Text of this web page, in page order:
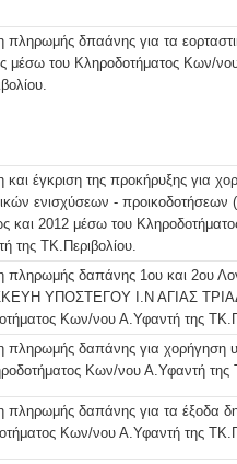
πληρωμής δπαάνης για τα
μέσω του Κληροδοτήματος Κων/
και έγκριση της προκήρυξης για
ενισχύσεων - προικοδοτήσεων
και 2012 μέσω του
της ΤΚ.Περιβολίου.
πληρωμής δαπάνης 1ου και 2ου
ΥΠΟΣΤΕΓΟΥ Ι.Ν ΑΓΙΑΣ
Κων/νου Α.Υφαντή της
πληρωμής δαπάνης για χορήγηση
Κων/νου Α.Υφαντή της
πληρωμής δαπάνης για τα έξοδα
Κων/νου Α.Υφαντή της